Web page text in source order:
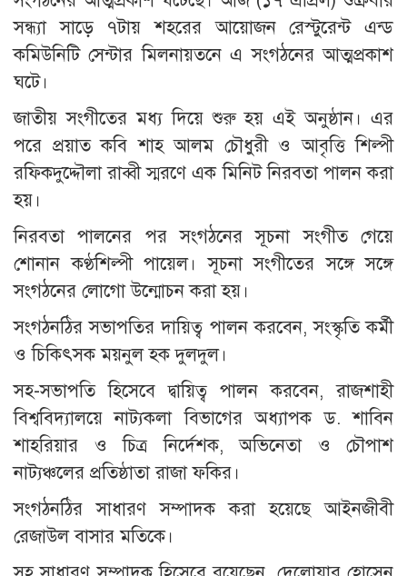
সন্ধ্যা সাড়ে ৭টায় শহরের আয়োজন রেস্টুরেন্ট এন্ড
কমিউনিটি সেন্টার মিলনায়তনে এ সংগঠনের আত্মপ্রকাশ
ঘটে।
জাতীয় সংগীতের মধ্য দিয়ে শুরু হয় এই অনুষ্ঠান। এর
পরে প্র‍য়াত কবি শাহ আলম চৌধুরী ও আবৃত্তি শিল্পী
রফিকদুদ্দৌলা রাব্বী স্মরণে এক মিনিট নিরবতা পালন করা
হয়।
নিরবতা পালনের পর সংগঠনের সূচনা সংগীত গেয়ে
শোনান কণ্ঠশিল্পী পায়েল। সূচনা সংগীতের সঙ্গে সঙ্গে
সংগঠনের লোগো উন্মোচন করা হয়।
সংগঠনঠির সভাপতির দায়িত্ব পালন করবেন, সংস্কৃতি কর্মী
ও চিকিৎসক ময়নুল হক দুলদুল।
সহ-সভাপতি হিসেবে দ্বায়িত্ব পালন করবেন, রাজশাহী
বিশ্ববিদ্যালয়ে নাট্যকলা বিভাগের অধ্যাপক ড. শাবিন
শাহরিয়ার ও চিত্র নির্দেশক, অভিনেতা ও চৌপাশ
নাট্যঞ্চলের প্রতিষ্ঠাতা রাজা ফকির।
সংগঠনঠির সাধারণ সম্পাদক করা হয়েছে আইনজীবী
রেজাউল বাসার মতিকে।